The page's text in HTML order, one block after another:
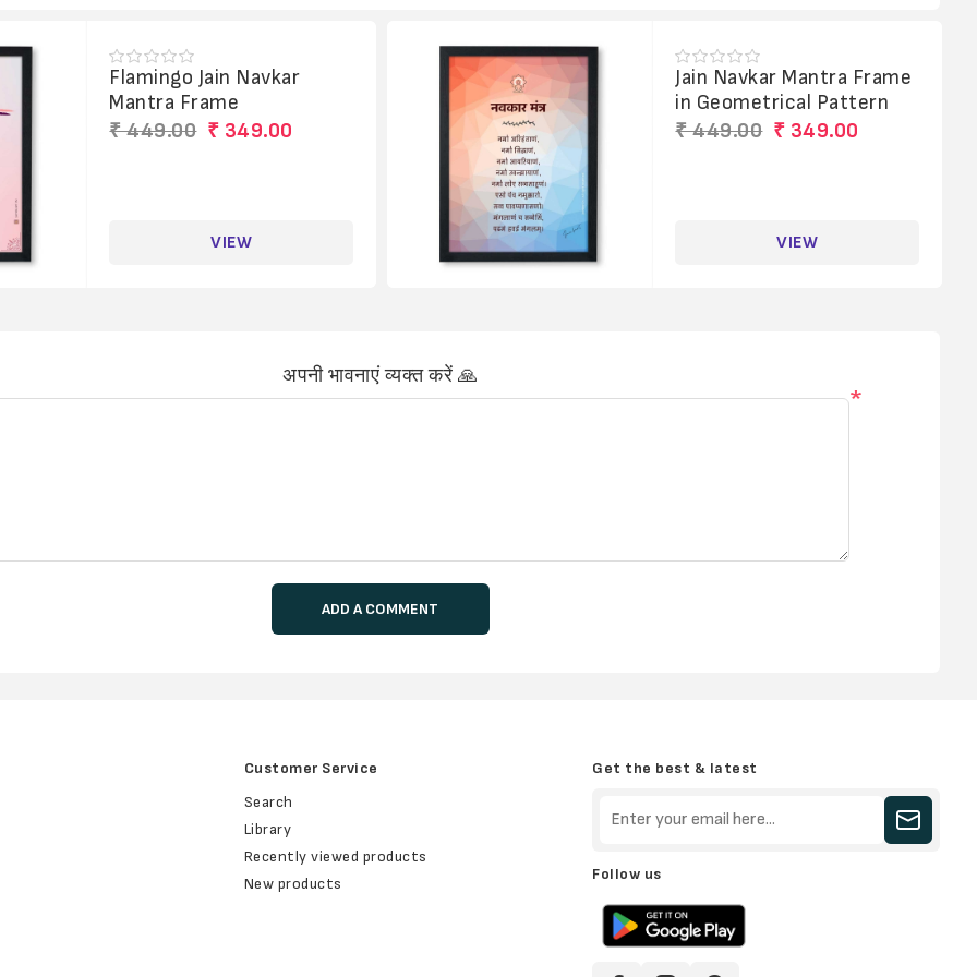
Flamingo Jain Navkar
Mantra Frame
₹ 449.00 ₹ 349.00
VIEW
Jain Navkar Mantra Frame
in Geometrical Pattern
₹ 449.00 ₹ 349.00
VIEW
अपनी भावनाएं व्यक्त करें 🙏
*
ADD A COMMENT
Customer Service
Search
Library
Recently viewed products
New products
Get the best & latest
Follow us